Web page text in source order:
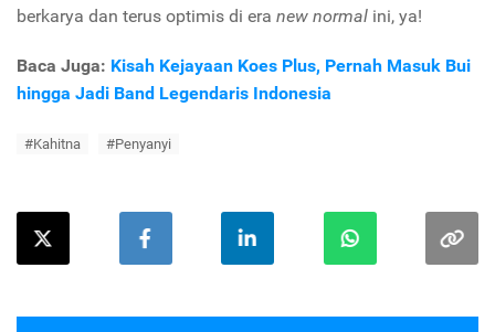
berkarya dan terus optimis di era new normal ini, ya!
Baca Juga: Kisah Kejayaan Koes Plus, Pernah Masuk Bui
hingga Jadi Band Legendaris Indonesia
#Kahitna #Penyanyi